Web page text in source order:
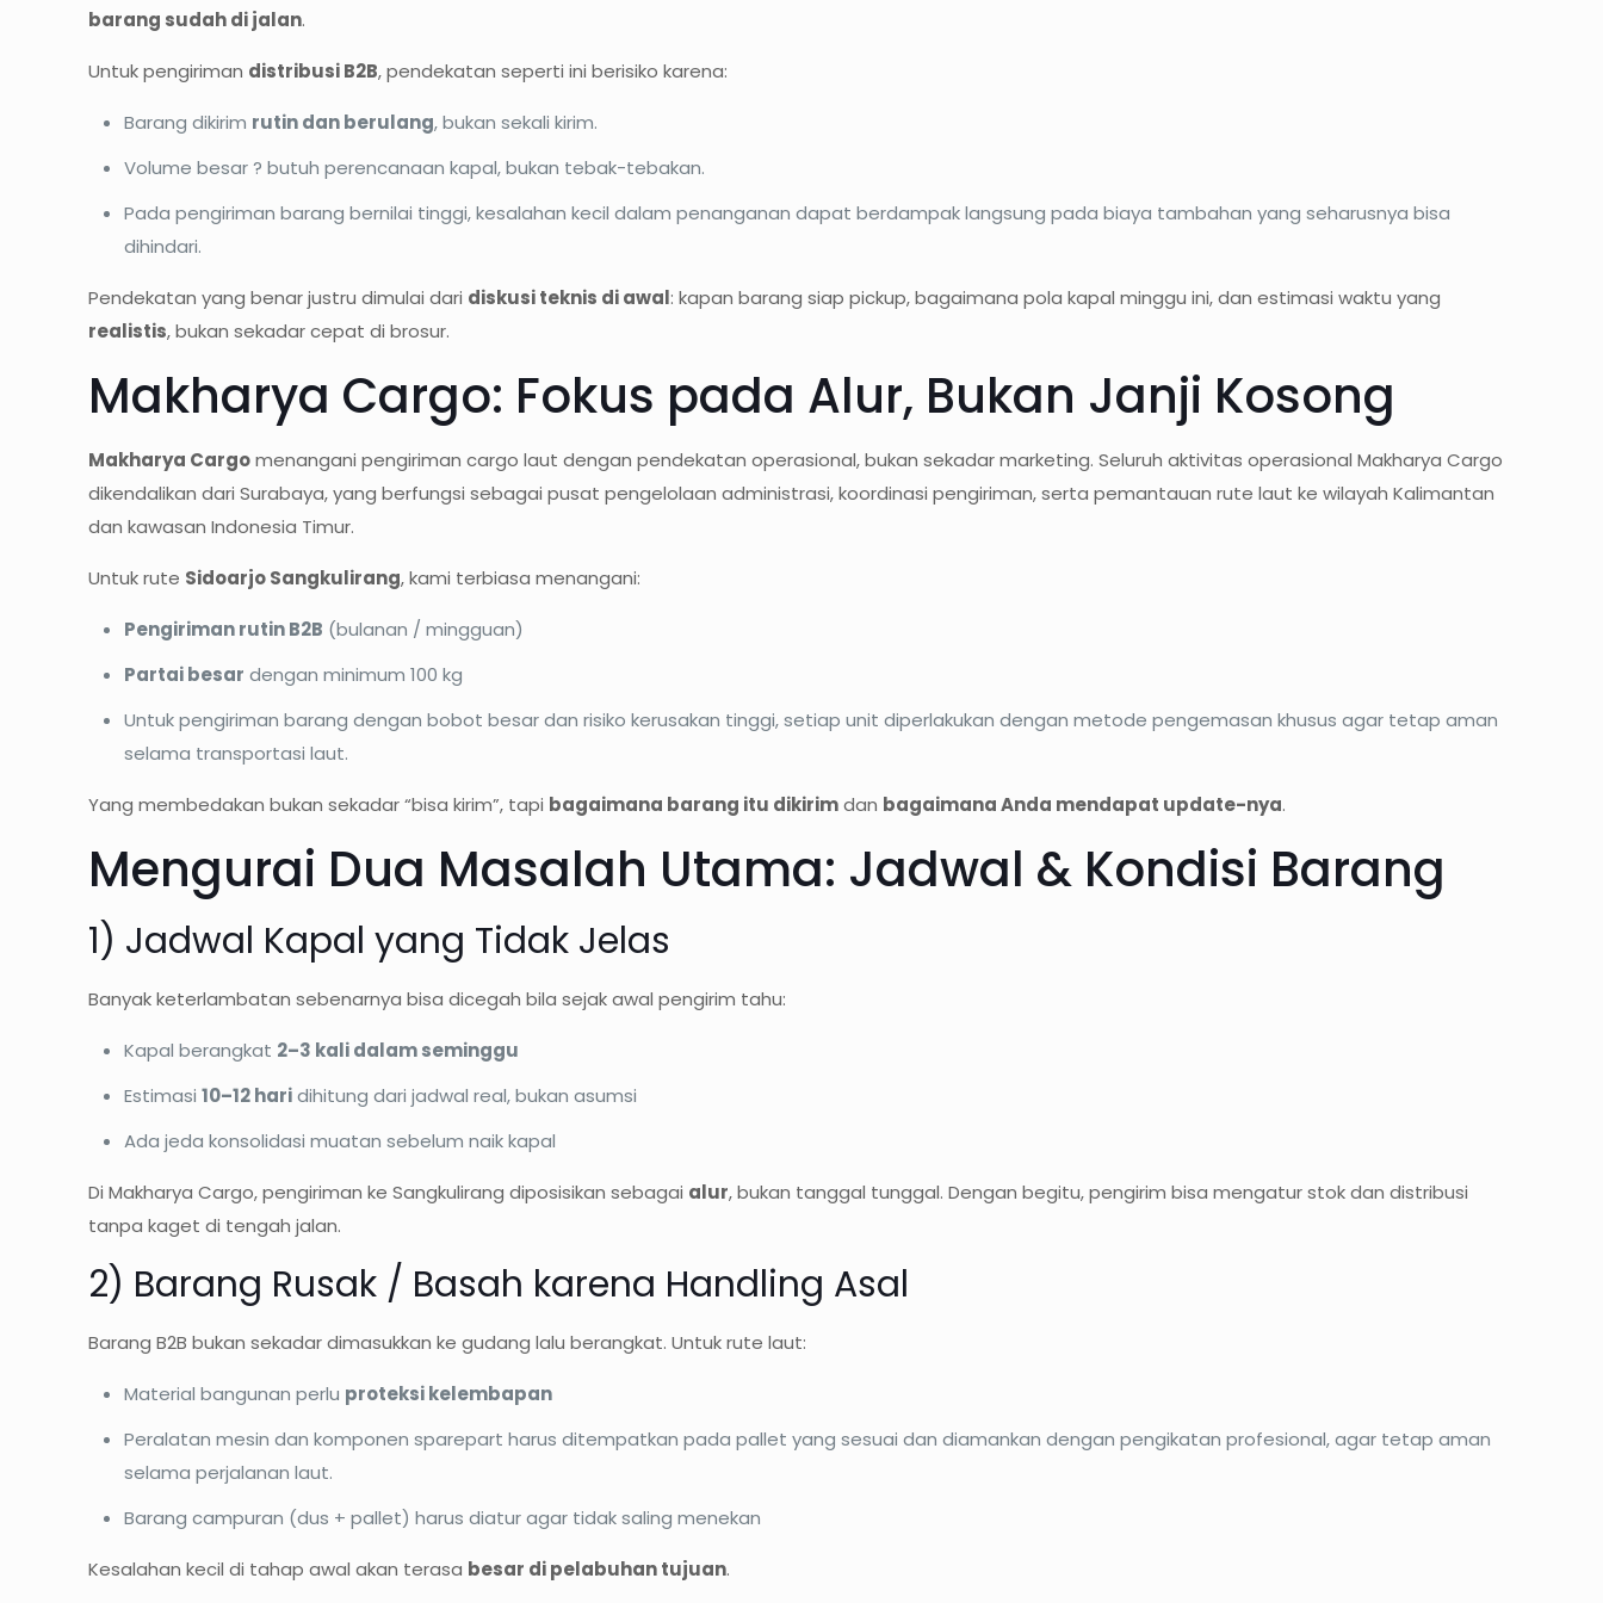
barang sudah di jalan.
Untuk pengiriman distribusi B2B, pendekatan seperti ini berisiko karena:
Barang dikirim rutin dan berulang, bukan sekali kirim.
Volume besar ? butuh perencanaan kapal, bukan tebak-tebakan.
Pada pengiriman barang bernilai tinggi, kesalahan kecil dalam penanganan dapat berdampak langsung pada biaya tambahan yang seharusnya bisa
dihindari.
Pendekatan yang benar justru dimulai dari diskusi teknis di awal: kapan barang siap pickup, bagaimana pola kapal minggu ini, dan estimasi waktu yang
realistis, bukan sekadar cepat di brosur.
Makharya Cargo: Fokus pada Alur, Bukan Janji Kosong
Makharya Cargomenangani pengiriman cargo laut dengan pendekatan operasional, bukan sekadar marketing. Seluruh aktivitas operasional Makharya Cargo
dikendalikan dari Surabaya, yang berfungsi sebagai pusat pengelolaan administrasi, koordinasi pengiriman, serta pemantauan rute laut ke wilayah Kalimantan
dan kawasan Indonesia Timur.
Untuk rute Sidoarjo Sangkulirang, kami terbiasa menangani:
Pengiriman rutin B2B (bulanan / mingguan)
Partai besar dengan minimum 100 kg
Untuk pengiriman barang dengan bobot besar dan risiko kerusakan tinggi, setiap unit diperlakukan dengan metode pengemasan khusus agar tetap aman
selama transportasi laut.
Yang membedakan bukan sekadar “bisa kirim”, tapi bagaimana barang itu dikirimdan bagaimana Anda mendapat update-nya.
Mengurai Dua Masalah Utama: Jadwal & Kondisi Barang
1) Jadwal Kapal yang Tidak Jelas
Banyak keterlambatan sebenarnya bisa dicegah bila sejak awal pengirim tahu:
Kapal berangkat 2–3 kali dalam seminggu
Estimasi10–12 haridihitung dari jadwal real, bukan asumsi
Ada jeda konsolidasi muatan sebelum naik kapal
Di Makharya Cargo, pengiriman ke Sangkulirang diposisikan sebagai alur, bukan tanggal tunggal. Dengan begitu, pengirim bisa mengatur stok dan distribusi
tanpa kaget di tengah jalan.
2) Barang Rusak / Basah karena Handling Asal
Barang B2B bukan sekadar dimasukkan ke gudang lalu berangkat. Untuk rute laut:
Material bangunan perlu proteksi kelembapan
Peralatan mesin dan komponen sparepart harus ditempatkan pada pallet yang sesuai dan diamankan dengan pengikatan profesional, agar tetap aman
selama perjalanan laut.
Barang campuran (dus + pallet) harus diatur agar tidak saling menekan
Kesalahan kecil di tahap awal akan terasa besar di pelabuhan tujuan.